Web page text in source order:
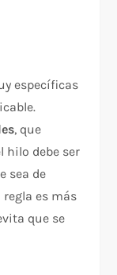
específicas
, que
hilo debe ser
sea de
regla es más
que se